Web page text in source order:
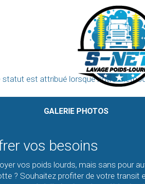
statut est attribué lorsque notre
GALERIE PHOTOS
vos besoins
vos poids lourds, mais sans pour
? Souhaitez profiter de votre transit